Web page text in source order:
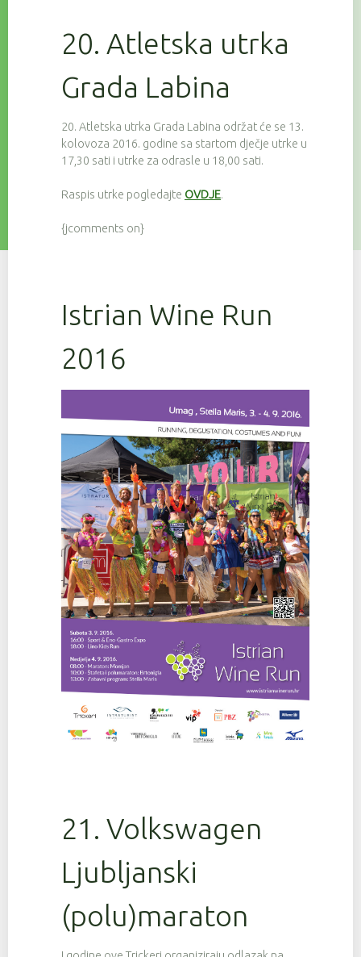
20. Atletska utrka
Grada Labina
20. Atletska utrka Grada Labina održat će se 13.
kolovoza 2016. godine sa startom dječje utrke u
17,30 sati i utrke za odrasle u 18,00 sati.
Raspis utrke pogledajte OVDJE.
{jcomments on}
Istrian Wine Run
2016
21. Volkswagen
Ljubljanski
(polu)maraton